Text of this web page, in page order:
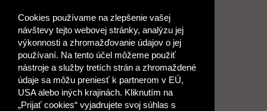
Cookies používame na zlepšenie vašej
návštevy tejto webovej stránky, analýzu jej
výkonnosti a zhromažďovanie údajov o jej
používaní. Na tento účel môžeme použiť
nástroje a služby tretích strán a zhromaždené
údaje sa môžu preniesť k partnerom v EÚ,
USA alebo iných krajinách. Kliknutím na
„Prijať cookies“ vyjadrujete svoj súhlas s
Podmienky používania AI
Asistenta
Kontakt
Obchodní konzultanti
Obchodné podmienky
Nové heslo
GDPR